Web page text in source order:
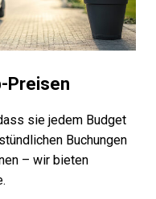
Preisen
sie jedem Budget
Buchungen
– wir bieten